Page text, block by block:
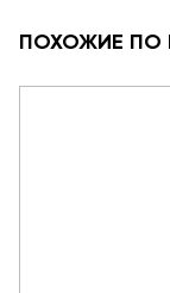
ПОХОЖИЕ ПО